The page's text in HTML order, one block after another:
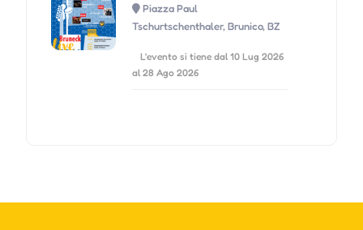
Piazza Paul
Tschurtschenthaler, Brunico, BZ
L'evento si tiene dal 10 Lug 2026
al 28 Ago 2026